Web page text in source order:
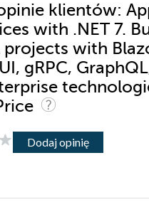
klientów:
with .NET 7.
with
gRPC,
Dodaj opinię